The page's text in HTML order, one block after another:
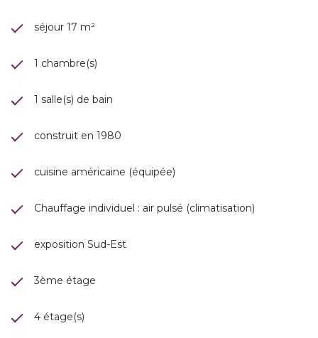
séjour 17 m²
1 chambre(s)
1 salle(s) de bain
construit en 1980
cuisine américaine (équipée)
Chauffage individuel : air pulsé (climatisation)
exposition Sud-Est
3ème étage
4 étage(s)